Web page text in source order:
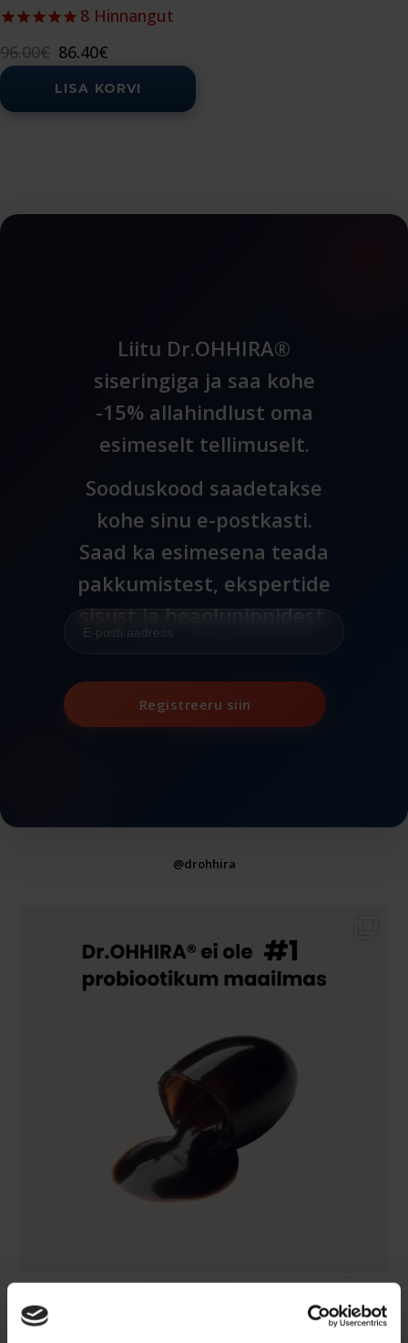
8 Hinnangut
96.00€ Algne
hind
oli:
96.00€.
86.40€
price
is:
86.40€.
LISA KORVI
Liitu Dr.OHHIRA®
siseringiga ja saa kohe
-15% allahindlust oma
esimeselt tellimuselt.
Sooduskood saadetakse
kohe sinu e-postkasti.
Saad ka esimesena teada
pakkumistest, ekspertide
sisust ja heaolunippidest.
Registreeru siin
@drohhira